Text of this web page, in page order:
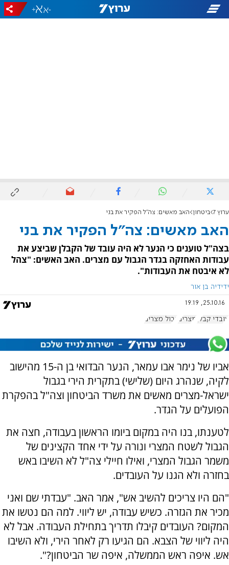
-
+
ערוץ 7 ביטחון האב מאשים: צה"ל הפקיר את בני
האב מאשים: צה"ל הפקיר את בני
בצה"ל טוענים כי הנער לא היה עובד של הקבלן שביצע את
עבודות האחזקה בגדר הגבול עם מצרים. האב האשים: "צהל
לא איבטח את העבודות".
ידידיה בן אור
25.10.16, 19:19
עובדי קבלן מצרים גבול מצרים
אביו של נימר אבו עמאר, הנער הבדואי בן ה-15 מהישוב
לקיה, שנהרג היום (שלישי) בתקרית הירי בגבול
ישראל-מצרים מאשים את משרד הביטחון וצה"ל בהפקרת
הפועלים על הגדר.
לטענתו, בנו היה במקום ביומו הראשון בעבודה, חצה את
הגבול לשטח המצרי ונורה על ידי אחד הקצינים של
משמר הגבול המצרי, ואילו חיילי צה"ל לא השיבו באש
בחזרה ולא הגנו על העובדים.
"הם היו צריכים להשיב אש", אמר האב. "עבדתי שם ואני
מכיר את הגזרה. כשיש עבודה, יש ליווי. למה הם נטשו את
המקום? העובדים קיבלו תדריך בתחילת העבודה. אבל לא
היה ליווי של הצבא. הם הגיעו רק לאחר הירי, ולא השיבו
אש. איפה ראש הממשלה, איפה שר הביטחון?".